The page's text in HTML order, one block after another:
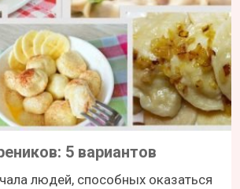
5 вариантов
людей, способных оказаться